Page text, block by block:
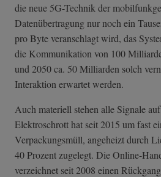
die neue 5G-Technik der
Datenübertragung nur noch ein
pro Byte veranschlagt wird, das
die Kommunikation von 100
und 2050 ca. 50 Milliarden solch
Interaktion erwartet werden.
Auch materiell stehen alle Signale
Elektroschrott hat seit 2015 um fast
Verpackungsmüll, angeheizt durch
40 Prozent zugelegt. Die Online-
verzeichnet seit 2008 einen